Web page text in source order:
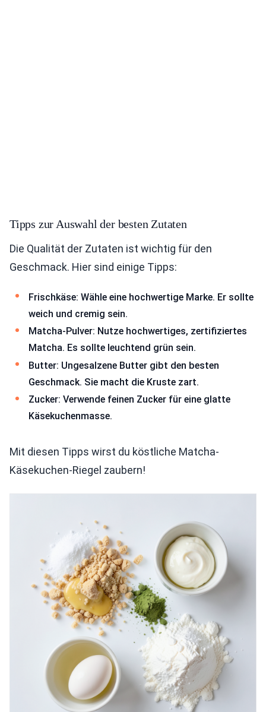
Tipps zur Auswahl der besten Zutaten
Die Qualität der Zutaten ist wichtig für den
Geschmack. Hier sind einige Tipps:
Frischkäse: Wähle eine hochwertige Marke. Er sollte
weich und cremig sein.
Matcha-Pulver: Nutze hochwertiges, zertifiziertes
Matcha. Es sollte leuchtend grün sein.
Butter: Ungesalzene Butter gibt den besten
Geschmack. Sie macht die Kruste zart.
Zucker: Verwende feinen Zucker für eine glatte
Käsekuchenmasse.
Mit diesen Tipps wirst du köstliche Matcha-
Käsekuchen-Riegel zaubern!